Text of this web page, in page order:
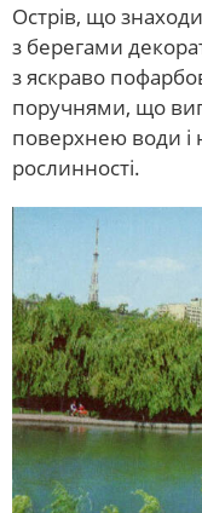
Острів, що
з берегами
з яскраво
поручнями, що
поверхнею води
рослинності.